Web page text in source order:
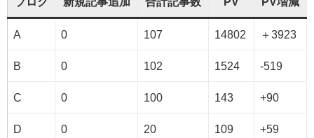
A 0 107 14802 ＋3923
B 0 102 1524 -519
C 0 100 143 +90
D 0 20 109 +59